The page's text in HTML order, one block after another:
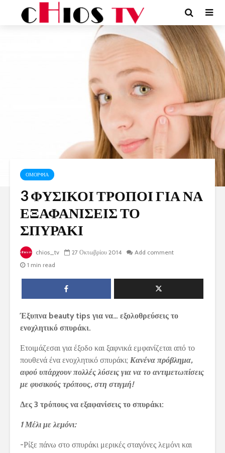
ΟΜΟΡΦΙΑ
3 ΦΥΣΙΚΟΙ ΤΡΟΠΟΙ ΓΙΑ ΝΑ
ΕΞΑΦΑΝΙΣΕΙΣ ΤΟ
ΣΠΥΡΑΚΙ
chios_tv 27 Οκτωβρίου 2014
Add comment
1 min read
Έξυπνα beauty tips για να… εξολοθρεύσεις το
ενοχλητικό σπυράκι.
Ετοιμάζεσαι για έξοδο και ξαφνικά εμφανίζεται από το
πουθενά ένα ενοχλητικό σπυράκι; Κανένα πρόβλημα,
αφού υπάρχουν πολλές λύσεις για να το αντιμετωπίσεις
με φυσικούς τρόπους, στη στιγμή!
Δες 3 τρόπους να εξαφανίσεις το σπυράκι:
1 Μέλι με λεμόνι:
-Ρίξε πάνω στο σπυράκι μερικές σταγόνες λεμόνι και